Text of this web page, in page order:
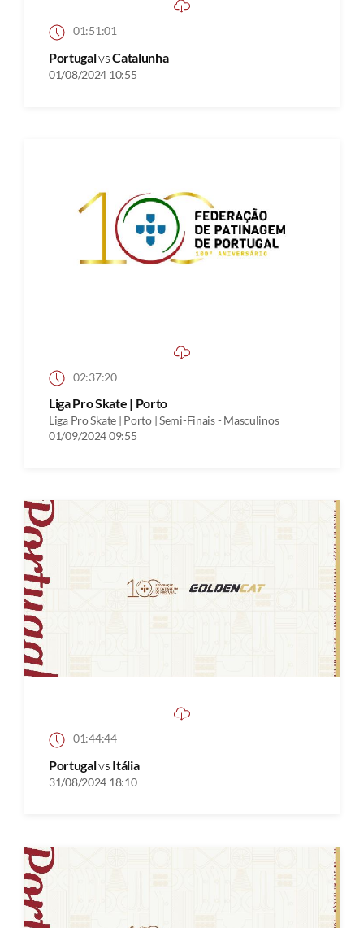
01:51:01
PortugalvsCatalunha
01/08/2024 10:55
02:37:20
Liga Pro Skate | Porto
Liga Pro Skate | Porto | Semi-Finais - Masculinos
01/09/2024 09:55
01:44:44
Portugalvs Itália
31/08/2024 18:10